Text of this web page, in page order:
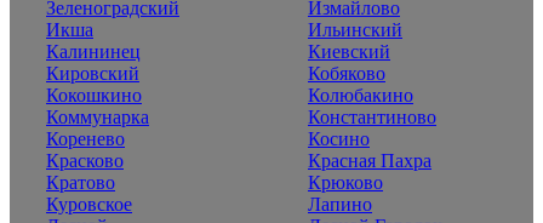
Зеленоградский
Измайлово
Икша
Ильинский
Калининец
Киевский
Кировский
Кобяково
Кокошкино
Колюбакино
Коммунарка
Константиново
Коренево
Косино
Красково
Красная Пахра
Кратово
Крюково
Куровское
Лапино